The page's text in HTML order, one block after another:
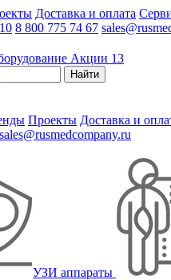
Доставка и оплата
8 800 775 74 67
Акции 13
Найти
Проекты Доставка и
sales@rusmedcompany.ru
УЗИ аппараты